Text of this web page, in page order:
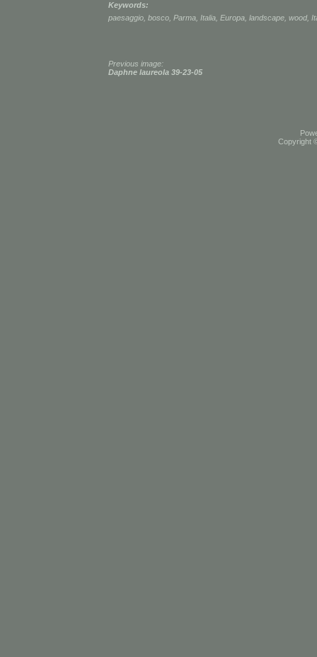
Keywords:
paesaggio bosco Parma Italia Europa landscape wood,
Previous image:
Daphne laureola 39-23-05
Copyright